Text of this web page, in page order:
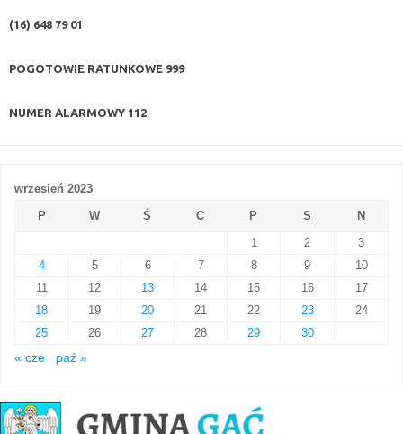
(16) 648 79 01
POGOTOWIE RATUNKOWE 999
NUMER ALARMOWY 112
wrzesień 2023
P
W Ś C P S
N
1
2
3
4
5 6 7 8 9
10
11
12 13 14 15 16
17
18
19 20 21 22 23
24
25
26 27 28 29
30
« cze
paź »